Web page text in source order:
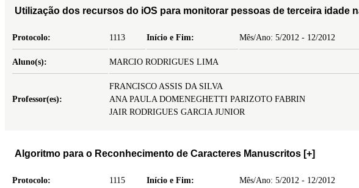
Utilização dos recursos do iOS para monitorar pessoas de terceira idade
Protocolo: 1113 Início e Fim: Mês/Ano: 5/2012 - 12/2012
Aluno(s): MARCIO RODRIGUES LIMA
Professor(es):
FRANCISCO ASSIS DA SILVA
ANA PAULA DOMENEGHETTI PARIZOTO FABRIN
JAIR RODRIGUES GARCIA JUNIOR
Algoritmo para o Reconhecimento de Caracteres Manuscritos [+]
Protocolo: 1115 Início e Fim: Mês/Ano: 5/2012 - 12/2012